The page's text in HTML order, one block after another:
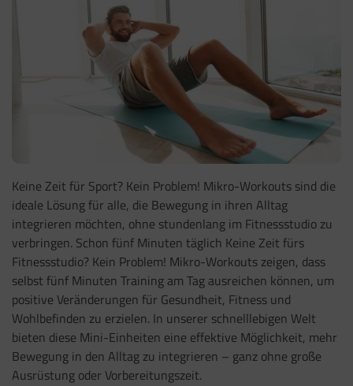
Keine Zeit für Sport? Kein Problem! Mikro-Workouts sind die
ideale Lösung für alle, die Bewegung in ihren Alltag
integrieren möchten, ohne stundenlang im Fitnessstudio zu
verbringen. Schon fünf Minuten täglich Keine Zeit fürs
Fitnessstudio? Kein Problem! Mikro-Workouts zeigen, dass
selbst fünf Minuten Training am Tag ausreichen können, um
positive Veränderungen für Gesundheit, Fitness und
Wohlbefinden zu erzielen. In unserer schnelllebigen Welt
bieten diese Mini-Einheiten eine effektive Möglichkeit, mehr
Bewegung in den Alltag zu integrieren – ganz ohne große
Ausrüstung oder Vorbereitungszeit.